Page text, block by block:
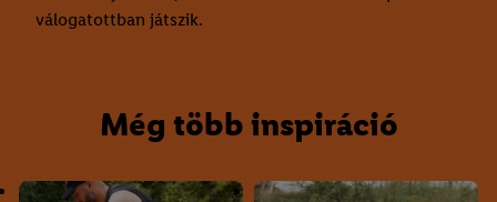
válogatottban játszik.
Még több inspiráció